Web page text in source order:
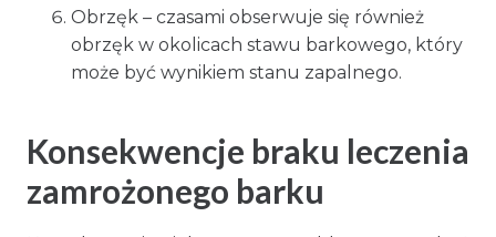
Obrzęk – czasami obserwuje się również
obrzęk w okolicach stawu barkowego, który
może być wynikiem stanu zapalnego.
Konsekwencje braku leczenia
zamrożonego barku